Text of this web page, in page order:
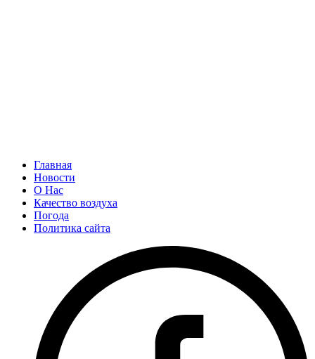
Главная
Новости
О Нас
Качество воздуха
Погода
Политика сайта